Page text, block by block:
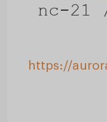
nc-21
https://